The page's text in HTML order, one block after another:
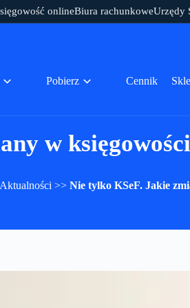
onlineBiura rachunkoweUrzędy
Pobierz Cennik
w
Aktualności >> Nie tylko KSeF. Jakie